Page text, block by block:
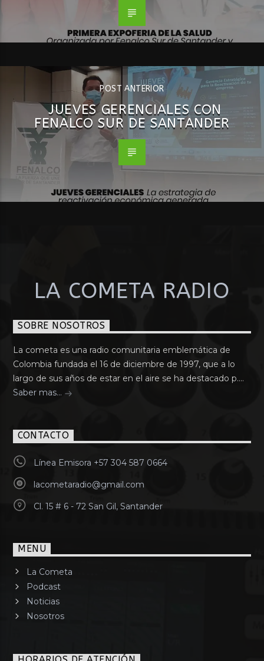
POST ANTERIOR
JUEVES GERENCIALES CON
FENALCO SUR DE SANTANDER
LA COMETA RADIO
SOBRE NOSOTROS
La cometa es una radio comunitaria emblemática de
Colombia fundada el 16 de diciembre de 1997, que a lo
largo de sus años de estar en el aire se ha destacado p....
Saber mas...
CONTACTO
Línea Emisora +57 304 587 0664
lacometaradio@gmail.com
Cl. 15 # 6 - 72 San Gil, Santander
MENU
La Cometa
Podcast
Noticias
Nosotros